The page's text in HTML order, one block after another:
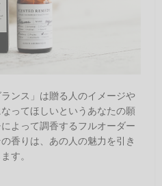
ンス」は贈る人のイメージや
ってほしいというあなたの願
よって調香するフルオーダー
香りは、あの人の魅力を引き
す。